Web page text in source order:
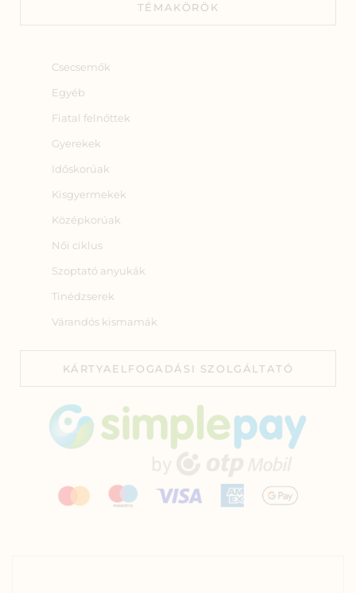
TÉMAKÖRÖK
Csecsemők
Egyéb
Fiatal felnőttek
Gyerekek
Időskorúak
Kisgyermekek
Középkorúak
Női ciklus
Szoptató anyukák
Tinédzserek
Várandós kismamák
KÁRTYAELFOGADÁSI SZOLGÁLTATÓ